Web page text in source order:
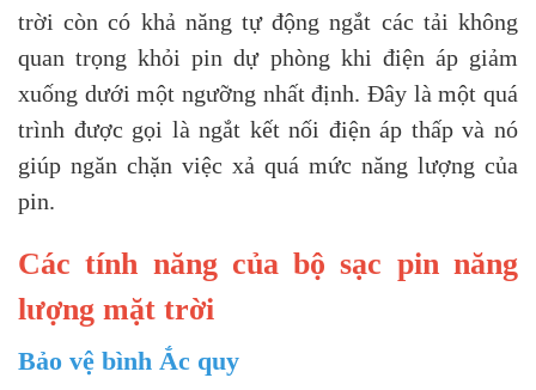
trời còn có khả năng tự động ngắt các tải không
quan trọng khỏi pin dự phòng khi điện áp giảm
xuống dưới một ngưỡng nhất định. Đây là một quá
trình được gọi là ngắt kết nối điện áp thấp và nó
giúp ngăn chặn việc xả quá mức năng lượng của
pin.
Các tính năng của bộ sạc pin năng
lượng mặt trời
Bảo vệ bình Ắc quy